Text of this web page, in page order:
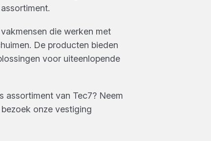
die werken met
De producten bieden
voor uiteenlopende
assortiment van Tec7? Neem
onze vestiging